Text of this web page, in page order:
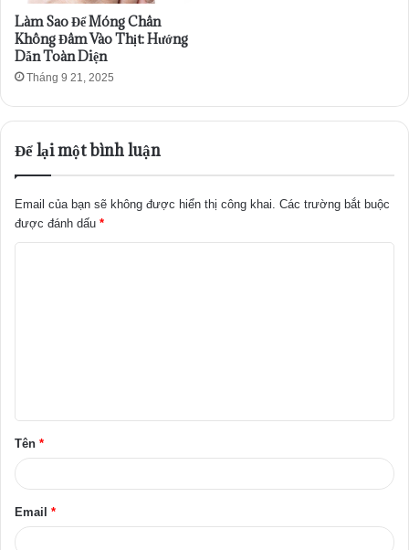
Làm Sao Để Móng Chân
Không Đâm Vào Thịt: Hướng
Dẫn Toàn Diện
Tháng 9 21, 2025
Để lại một bình luận
Email của bạn sẽ không được hiển thị công khai. Các trường bắt buộc
được đánh dấu *
ậ
n
Tên *
Email *